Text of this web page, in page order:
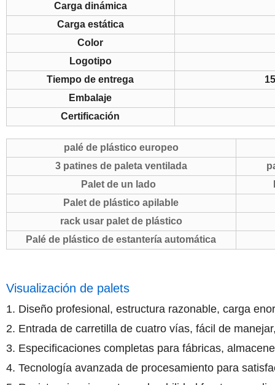
Carga dinámica
Carga estática
Color
Logotipo
Tiempo de entrega
Embalaje
Certificación
palé de plástico europeo
3 patines de paleta ventilada
Palet de un lado
Palet de plástico apilable
rack usar palet de plástico
Palé de plástico de estantería automática
Visualización de palets
1. Diseño profesional, estructura razonable, carga
2. Entrada de carretilla de cuatro vías, fácil de
3. Especificaciones completas para fábricas,
4. Tecnología avanzada de procesamiento para